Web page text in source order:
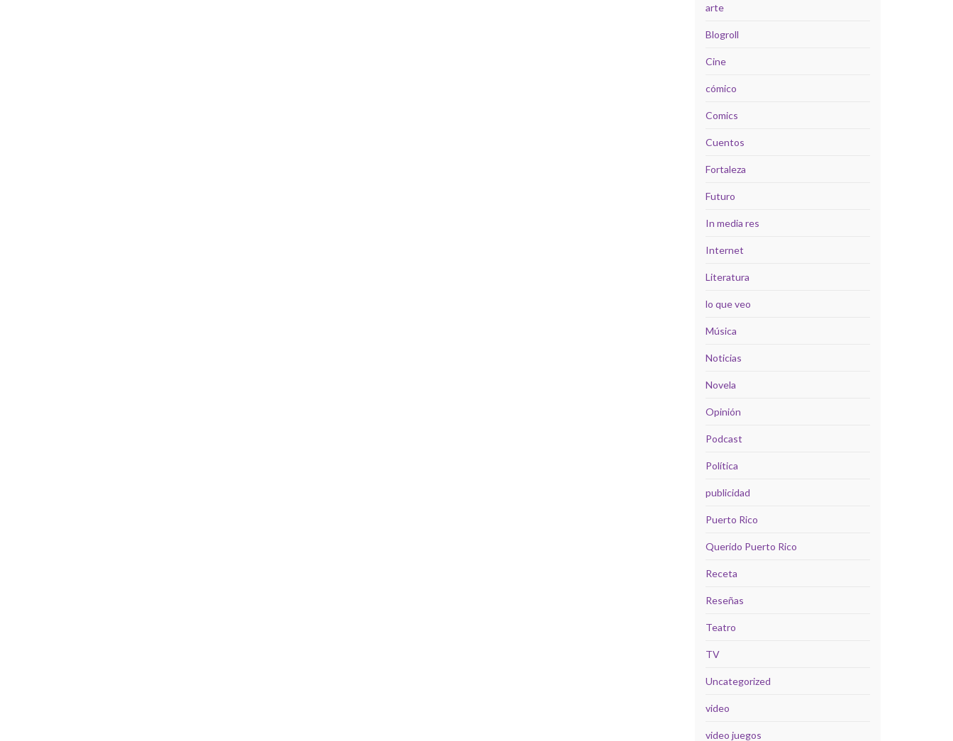
arte
Blogroll
Cine
cómico
Comics
Cuentos
Fortaleza
Futuro
In media res
Internet
Literatura
lo que veo
Música
Noticias
Novela
Opinión
Podcast
Política
publicidad
Puerto Rico
Querido Puerto Rico
Receta
Reseñas
Teatro
TV
Uncategorized
video
video juegos